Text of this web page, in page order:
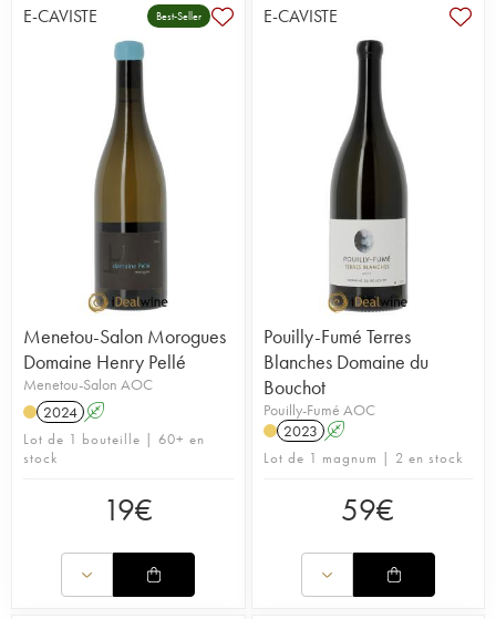
E-CAVISTE Best-Seller
Menetou-Salon Morogues
Domaine Henry Pellé
Menetou-Salon AOC
2024 A
Lot de 1 bouteille | 60+ en
stock
19€
E-CAVISTE
Pouilly-Fumé Terres
Blanches Domaine du
Bouchot
Pouilly-Fumé AOC
2023 A
Lot de 1 magnum | 2 en stock
59€